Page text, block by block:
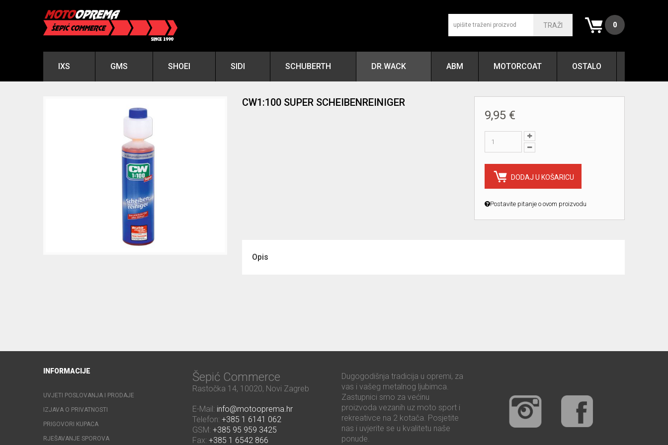
0
TRAŽI
IXS GMS SHOEI SIDI SCHUBERTH DR.WACK ABM MOTORCOAT OSTALO
CW1:100 SUPER SCHEIBENREINIGER
9,95 €
DODAJ U KOŠARICU
Postavite pitanje o ovom proizvodu
Opis
INFORMACIJE
UVJETI POSLOVANJA I PRODAJE
IZJAVA O PRIVATNOSTI
PRIGOVORI KUPACA
RJEŠAVANJE SPOROVA
Šepić Commerce
Rastočka 14, 10020, Novi Zagreb
E-Mail: info@motooprema.hr
Telefon: +385 1 6141 062
GSM: +385 95 959 3425
Fax: +385 1 6542 866
Dugogodišnja tradicija u opremi, za
vas i vašeg metalnog ljubimca.
Zastupnici smo za većinu
proizvoda vezanih uz moto sport i
rekreativce na 2 kotača. Posjetite
nas i uvjerite se u kvalitetu naše
ponude.